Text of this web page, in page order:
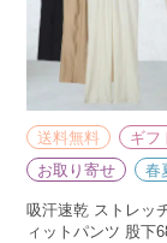
送料無料
ギフ
お取り寄せ
春
吸汗速乾 ストレッ
ィットパンツ 股下